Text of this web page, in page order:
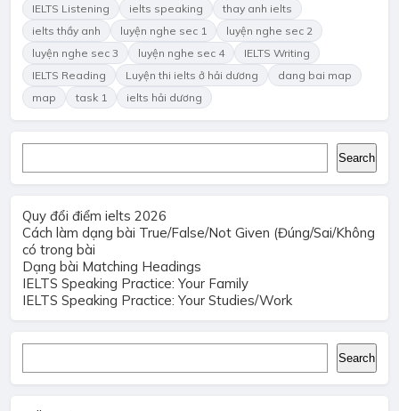
IELTS Listening ielts speaking
thay anh ielts
ielts thầy anh
luyện nghe sec 1
luyện nghe sec 2
luyện nghe sec 3
luyện nghe sec 4
IELTS Writing
IELTS Reading
Luyện thi ielts ở hải dương
dang bai map
map
task 1 ielts hải dương
Search
Quy đổi điểm ielts 2026
Cách làm dạng bài True/False/Not Given (Đúng/Sai/Không
có trong bài
Dạng bài Matching Headings
IELTS Speaking Practice: Your Family
IELTS Speaking Practice: Your Studies/Work
Search